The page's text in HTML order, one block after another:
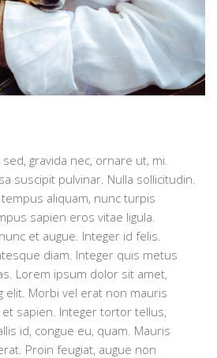
gravida nec, ornare ut, mi.
suscipit pulvinar. Nulla sollicitudin.
aliquam, nunc turpis
sapien eros vitae ligula.
et augue. Integer id felis.
diam. Integer quis metus
Lorem ipsum dolor sit amet,
elit. Morbi vel erat non mauris
et sapien. Integer tortor tellus,
id, congue eu, quam. Mauris
Proin feugiat, augue non